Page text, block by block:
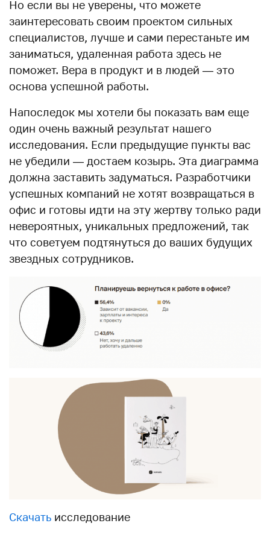
Но если вы не уверены, что можете
заинтересовать своим проектом сильных
специалистов, лучше и сами перестаньте им
заниматься, удаленная работа здесь не
поможет. Вера в продукт и в людей — это
основа успешной работы.
Напоследок мы хотели бы показать вам еще
один очень важный результат нашего
исследования. Если предыдущие пункты вас
не убедили — достаем козырь. Эта диаграмма
должна заставить задуматься. Разработчики
успешных компаний не хотят возвращаться в
офис и готовы идти на эту жертву только ради
невероятных, уникальных предложений, так
что советуем подтянуться до ваших будущих
звездных сотрудников.
Скачать исследование